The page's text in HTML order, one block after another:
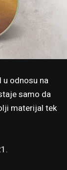
u odnosu na
samo da
materijal tek